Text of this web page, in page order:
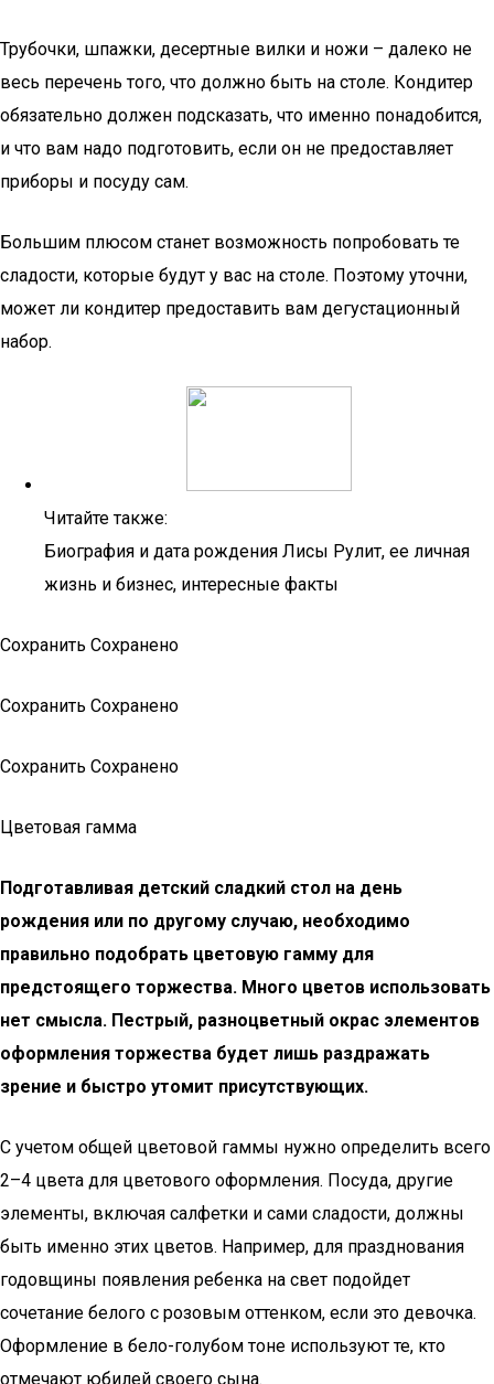
Трубочки, шпажки, десертные вилки и ножи – далеко не
весь перечень того, что должно быть на столе. Кондитер
обязательно должен подсказать, что именно понадобится,
и что вам надо подготовить, если он не предоставляет
приборы и посуду сам.
Большим плюсом станет возможность попробовать те
сладости, которые будут у вас на столе. Поэтому уточни,
может ли кондитер предоставить вам дегустационный
набор.
Читайте также:
Биография и дата рождения Лисы Рулит, ее личная
жизнь и бизнес, интересные факты
Сохранить Сохранено
Сохранить Сохранено
Сохранить Сохранено
Цветовая гамма
Подготавливая детский сладкий стол на день
рождения или по другому случаю, необходимо
правильно подобрать цветовую гамму для
предстоящего торжества. Много цветов использовать
нет смысла. Пестрый, разноцветный окрас элементов
оформления торжества будет лишь раздражать
зрение и быстро утомит присутствующих.
С учетом общей цветовой гаммы нужно определить всего
2–4 цвета для цветового оформления. Посуда, другие
элементы, включая салфетки и сами сладости, должны
быть именно этих цветов. Например, для празднования
годовщины появления ребенка на свет подойдет
сочетание белого с розовым оттенком, если это девочка.
Оформление в бело-голубом тоне используют те, кто
отмечают юбилей своего сына.